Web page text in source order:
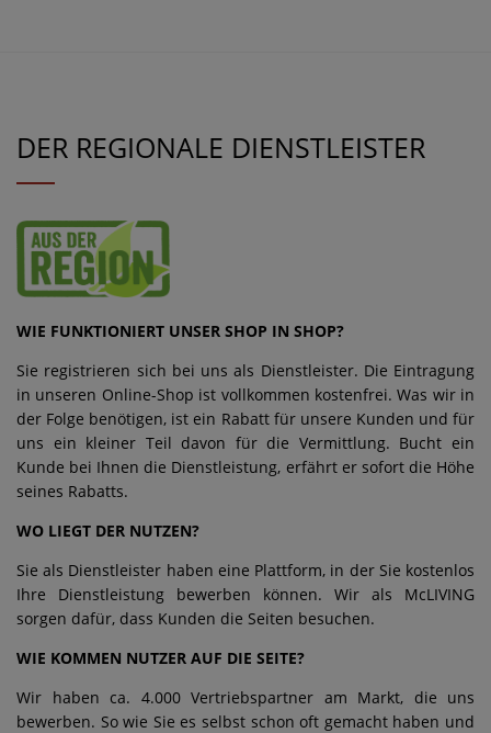
DER REGIONALE DIENSTLEISTER
WIE FUNKTIONIERT UNSER SHOP IN SHOP?
Sie registrieren sich bei uns als Dienstleister. Die Eintragung
in unseren Online-Shop ist vollkommen kostenfrei. Was wir in
der Folge benötigen, ist ein Rabatt für unsere Kunden und für
uns ein kleiner Teil davon für die Vermittlung. Bucht ein
Kunde bei Ihnen die Dienstleistung, erfährt er sofort die Höhe
seines Rabatts.
WO LIEGT DER NUTZEN?
Sie als Dienstleister haben eine Plattform, in der Sie kostenlos
Ihre Dienstleistung bewerben können. Wir als McLIVING
sorgen dafür, dass Kunden die Seiten besuchen.
WIE KOMMEN NUTZER AUF DIE SEITE?
Wir haben ca. 4.000 Vertriebspartner am Markt, die uns
bewerben. So wie Sie es selbst schon oft gemacht haben und